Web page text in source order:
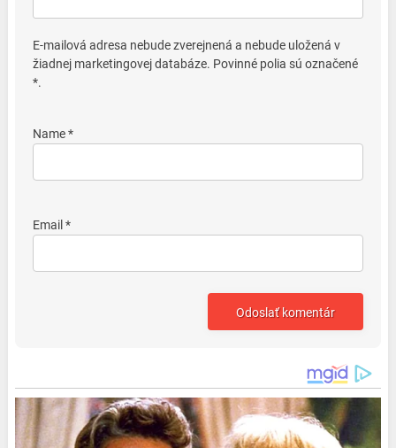
E-mailová adresa nebude zverejnená a nebude uložená v
žiadnej marketingovej databáze. Povinné polia sú označené
*.
Name *
Email *